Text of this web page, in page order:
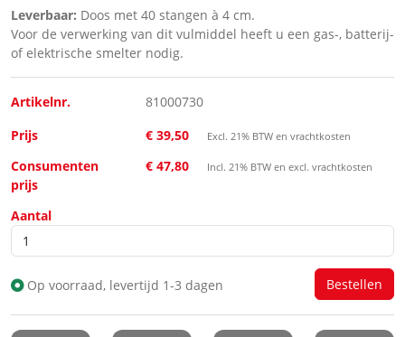
Leverbaar: Doos met 40 stangen à 4 cm.
Voor de verwerking van dit vulmiddel heeft u een gas-, batterij-
of elektrische smelter nodig.
Artikelnr.
81000730
Prijs
€ 39,50 Excl. 21% BTW en vrachtkosten
Consumenten
prijs
€ 47,80 Incl. 21% BTW en excl. vrachtkosten
Aantal
Op voorraad, levertijd 1-3 dagen